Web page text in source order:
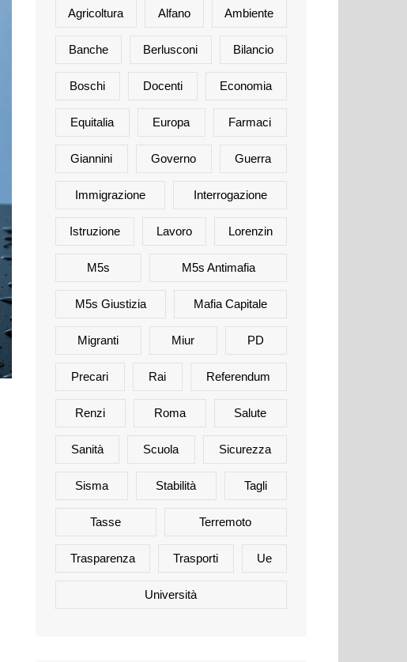
Agricoltura Alfano Ambiente
Banche Berlusconi Bilancio
Boschi Docenti Economia
Equitalia Europa Farmaci
Giannini Governo Guerra
Immigrazione Interrogazione
Istruzione Lavoro Lorenzin
M5s M5s Antimafia
M5s Giustizia Mafia Capitale
Migranti Miur PD
Precari Rai Referendum
Renzi Roma Salute
Sanità Scuola Sicurezza
Sisma Stabilità Tagli
Tasse Terremoto
Trasparenza Trasporti Ue
Università